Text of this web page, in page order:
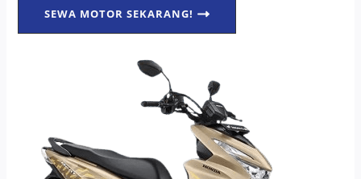
SEWA MOTOR SEKARANG!